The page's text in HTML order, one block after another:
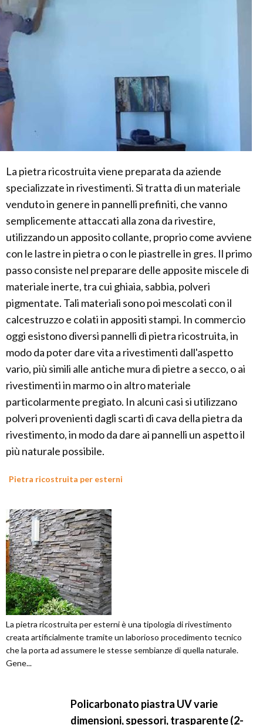
La pietra ricostruita viene preparata da aziende
specializzate in rivestimenti. Si tratta di un materiale
venduto in genere in pannelli prefiniti, che vanno
semplicemente attaccati alla zona da rivestire,
utilizzando un apposito collante, proprio come avviene
con le lastre in pietra o con le piastrelle in gres. Il primo
passo consiste nel preparare delle apposite miscele di
materiale inerte, tra cui ghiaia, sabbia, polveri
pigmentate. Tali materiali sono poi mescolati con il
calcestruzzo e colati in appositi stampi. In commercio
oggi esistono diversi pannelli di pietra ricostruita, in
modo da poter dare vita a rivestimenti dall'aspetto
vario, più simili alle antiche mura di pietre a secco, o ai
rivestimenti in marmo o in altro materiale
particolarmente pregiato. In alcuni casi si utilizzano
polveri provenienti dagli scarti di cava della pietra da
rivestimento, in modo da dare ai pannelli un aspetto il
più naturale possibile.
Pietra ricostruita per esterni
La pietra ricostruita per esterni è una tipologia di rivestimento
creata artificialmente tramite un laborioso procedimento tecnico
che la porta ad assumere le stesse sembianze di quella naturale.
Gene...
Policarbonato piastra UV varie
dimensioni, spessori, trasparente (2-